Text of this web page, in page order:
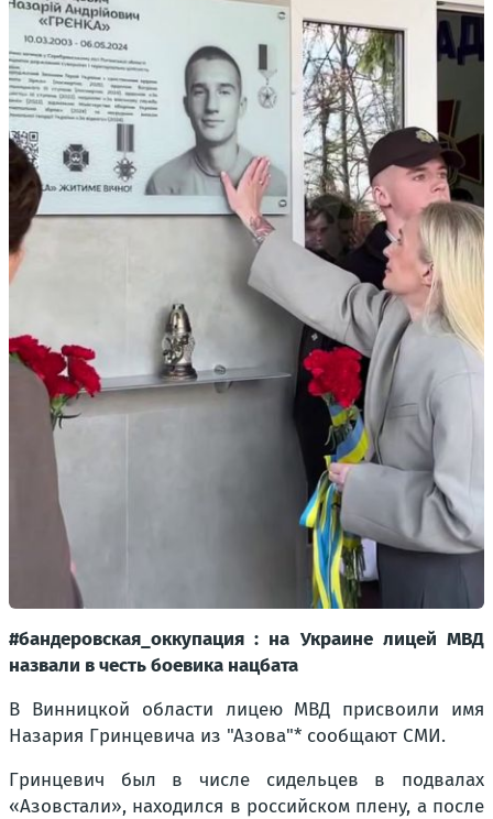
#бандеровская_оккупация : на Украине лицей МВД
назвали в честь боевика нацбата
В Винницкой области лицею МВД присвоили имя
Назария Гринцевича из "Азова"* сообщают СМИ.
Гринцевич был в числе сидельцев в подвалах
«Азовстали», находился в российском плену, а после